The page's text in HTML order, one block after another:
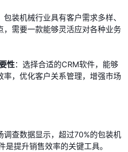
包装机械行业具有客户需求多样、
，需要一款能够灵活应对各种业务
性：选择合适的CRM软件，能够
率，优化客户关系管理，增强市场
调查数据显示，超过70%的包装机
是提升销售效率的关键工具。